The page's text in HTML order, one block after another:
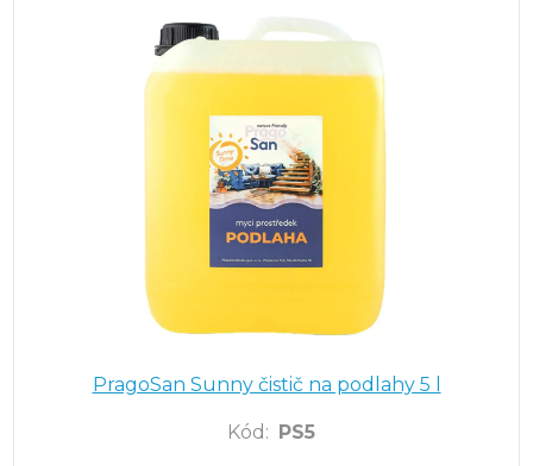
PragoSan Sunny čistič na podlahy 5 l
Kód : PS5